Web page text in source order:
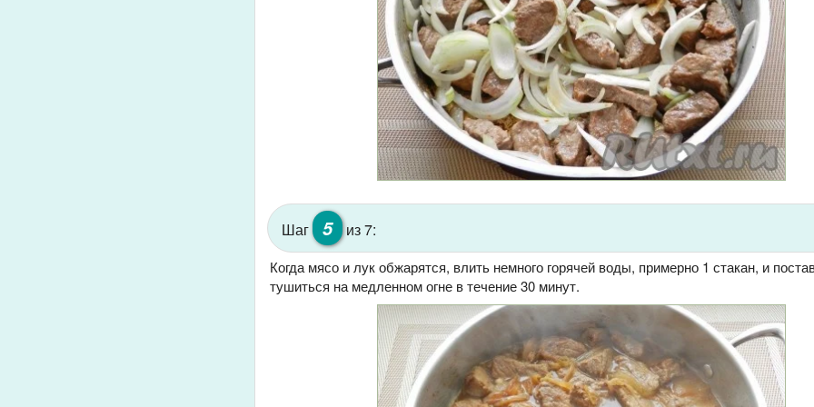
Шаг 5 из 7:
Когда мясо и лук обжарятся, влить немного горячей воды, примерно 1 стакан, и
тушиться на медленном огне в течение 30 минут.